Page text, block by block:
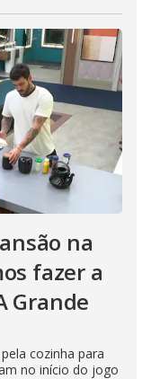
na
fazer a
Grande
cozinha para
no início do jogo